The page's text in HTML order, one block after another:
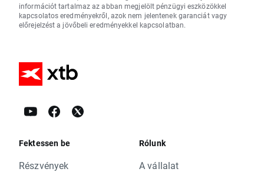
információt tartalmaz az abban megjelölt pénzügyi eszközökkel
kapcsolatos eredményekről, azok nem jelentenek garanciát vagy
előrejelzést a jövőbeli eredményekkel kapcsolatban.
Fektessen be
Részvények
Rólunk
A vállalat